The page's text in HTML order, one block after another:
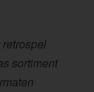
sortiment